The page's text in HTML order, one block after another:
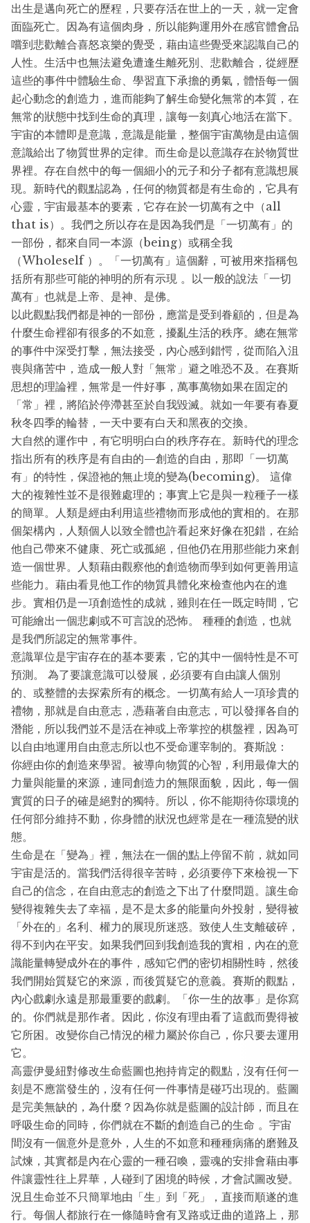
出生是邁向死亡的歷程，只要存活在世上的一天，就一定會
面臨死亡。因為有這個肉身，所以能夠運用外在感官體會品
嚐到悲歡離合喜怒哀樂的覺受，藉由這些覺受來認識自己的
人性。生活中也無法避免遭逢生離死別、悲歡離合，從經歷
這些的事件中體驗生命、學習直下承擔的勇氣，體悟每一個
起心動念的創造力，進而能夠了解生命變化無常的本質，在
無常的狀態中找到生命的真理，讓每一刻真心地活在當下。
宇宙的本體即是意識，意識是能量，整個宇宙萬物是由這個
意識給出了物質世界的定律。而生命是以意識存在於物質世
界裡。存在自然中的每一個細小的元子和分子都有意識想展
現。新時代的觀點認為，任何的物質都是有生命的，它具有
心靈，宇宙最基本的要素，它存在於一切萬有之中（all
that is）。我們之所以存在是因為我們是「一切萬有」的
一部份，都來自同一本源（being）或稱全我
（Wholeself ）。「一切萬有」這個辭，可被用來指稱包
括所有那些可能的神明的所有示現 。以一般的說法「一切
萬有」也就是上帝、是神、是佛。
以此觀點我們都是神的一部份，應當是受到眷顧的，但是為
什麼生命裡卻有很多的不如意，擾亂生活的秩序。總在無常
的事件中深受打擊，無法接受，內心感到錯愕，從而陷入沮
喪與痛苦中，造成一般人對「無常」避之唯恐不及。在賽斯
思想的理論裡，無常是一件好事，萬事萬物如果在固定的
「常」裡，將陷於停滯甚至於自我毀滅。就如一年要有春夏
秋冬四季的輪替，一天中要有白天和黑夜的交換。
大自然的運作中，有它明明白白的秩序存在。新時代的理念
指出所有的秩序是有自由的—創造的自由，那即「一切萬
有」的特性，保證祂的無止境的變為(becoming)。 這偉
大的複雜性並不是很難處理的；事實上它是與一粒種子一樣
的簡單。人類是經由利用這些禮物而形成他的實相的。在那
個架構內，人類個人以致全體也許看起來好像在犯錯，在給
他自己帶來不健康、死亡或孤絕，但他仍在用那些能力來創
造一個世界。人類藉由觀察他的創造物而學到如何更善用這
些能力。藉由看見他工作的物質具體化來檢查他內在的進
步。實相仍是一項創造性的成就，雖則在任一既定時間，它
可能繪出一個悲劇或不可言說的恐怖。 種種的創造，也就
是我們所認定的無常事件。
意識單位是宇宙存在的基本要素，它的其中一個特性是不可
預測。 為了要讓意識可以發展，必須要有自由讓人個別
的、或整體的去探索所有的概念。一切萬有給人一項珍貴的
禮物，那就是自由意志，憑藉著自由意志，可以發揮各自的
潛能，所以我們並不是活在神或上帝掌控的棋盤裡，因為可
以自由地運用自由意志所以也不受命運宰制的。賽斯說：
你經由你的創造來學習。被導向物質的心智，利用最偉大的
力量與能量的來源，連同創造力的無限面貌，因此，每一個
實質的日子的確是絕對的獨特。所以，你不能期待你環境的
任何部分維持不動，你身體的狀況也經常是在一種流變的狀
態。
生命是在「變為」裡，無法在一個的點上停留不前，就如同
宇宙是活的。當我們活得很辛苦時，必須要停下來檢視一下
自己的信念，在自由意志的創造之下出了什麼問題。讓生命
變得複雜失去了幸福，是不是太多的能量向外投射，變得被
「外在的」名利、權力的展現所迷惑。致使人生支離破碎，
得不到內在平安。如果我們回到我創造我的實相，內在的意
識能量轉變成外在的事件，感知它們的密切相關性時，然後
我們開始質疑它的來源，而後質疑它的意義。賽斯的觀點，
內心戲劇永遠是那最重要的戲劇。「你一生的故事」是你寫
的。你們就是那作者。因此，你沒有理由看了這戲而覺得被
它所困。改變你自己情況的權力屬於你自己，你只要去運用
它。
高靈伊曼紐對修改生命藍圖也抱持肯定的觀點，沒有任何一
刻是不應當發生的，沒有任何一件事情是碰巧出現的。藍圖
是完美無缺的，為什麼？因為你就是藍圖的設計師，而且在
呼吸生命的同時，你們就在不斷的創造自己的生命 。宇宙
間沒有一個意外是意外，人生的不如意和種種病痛的磨難及
試煉，其實都是內在心靈的一種召喚，靈魂的安排會藉由事
件讓靈性往上昇華，人碰到了困境的時候，才會試圖改變。
況且生命並不只簡單地由「生」到「死」，直接而順遂的進
行。每個人都旅行在一條隨時會有叉路或迂曲的道路上，那